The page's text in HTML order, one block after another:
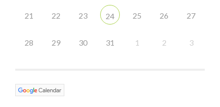
21 22 23 24 25 26 27
28 29 30 31 1 2 3